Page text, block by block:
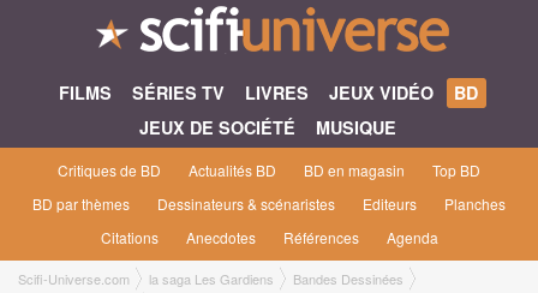
FILMS SÉRIES TV LIVRES JEUX VIDÉO
BD
JEUX DE SOCIÉTÉ
MUSIQUE
Critiques de BD Actualités BD BD en magasin
Top BD
BD par thèmes
Dessinateurs & scénaristes Editeurs
Planches
Citations
Anecdotes Références Agenda
Scifi-Universe.com la saga Les Gardiens
Bandes Dessinées